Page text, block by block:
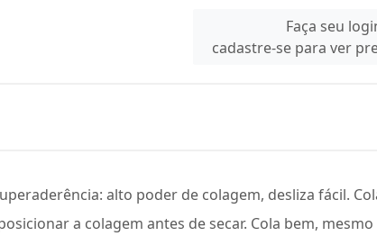
Faça seu
cadastre-se para ver
alto poder de colagem, desliza fácil.
a colagem antes de secar. Cola bem,